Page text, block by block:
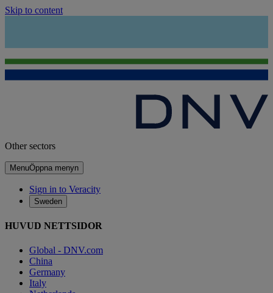
Skip to content
Other sectors
MenuÖppna menyn
Sign in to Veracity
Sweden
HUVUD NETTSIDOR
Global - DNV.com
China
Germany
Italy